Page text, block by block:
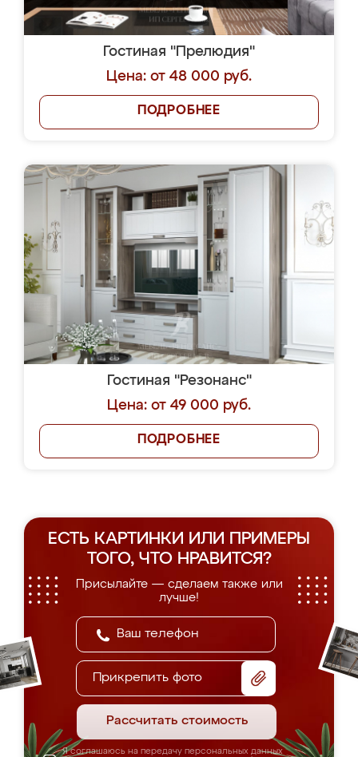
Гостиная "Прелюдия"
Цена: от 48 000 руб.
ПОДРОБНЕЕ
Гостиная "Резонанс"
Цена: от 49 000 руб.
ПОДРОБНЕЕ
ЕСТЬ КАРТИНКИ ИЛИ ПРИМЕРЫ
ТОГО, ЧТО НРАВИТСЯ?
Присылайте — сделаем также или
лучше!
Прикрепить фото
Рассчитать стоимость
Я соглашаюсь на передачу персональных данных